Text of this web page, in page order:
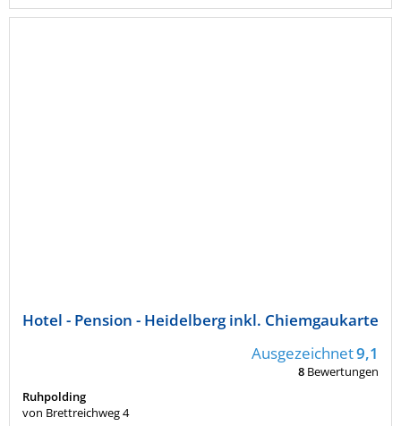
Hotel - Pension - Heidelberg inkl. Chiemgaukarte
Ausgezeichnet9,1
8 Bewertungen
Ruhpolding
von Brettreichweg 4